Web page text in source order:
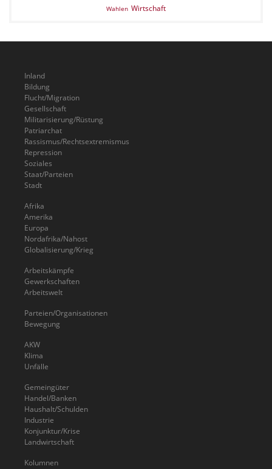
Wahlen Wirtschaft
Inland
Bildung
Flucht/Migration
Gesellschaft
Militarisierung/Rüstung
Patriarchat
Rassismus/Rechtsextremismus
Repression
Soziales
Staat/Parteien
Stadt
Afrika
Amerika
Europa
Nordafrika/Nahost
Globalisierung/Krieg
Arbeitskämpfe
Gewerkschaften
Arbeitswelt
Parteien/Organisationen
Bewegung
AKW
Klima
Unfälle
Gemeingüter
Handel/Banken
Haushalt/Schulden
Industrie
Konjunktur/Krise
Landwirtschaft
Kolumnen